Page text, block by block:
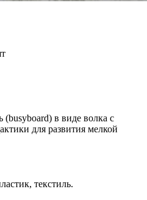
в виде волка с
для развития мелкой
текстиль.